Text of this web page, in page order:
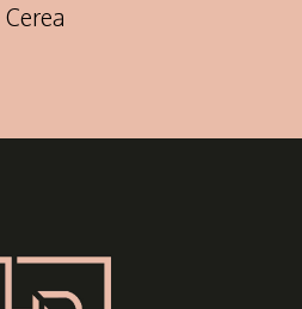
Cerea